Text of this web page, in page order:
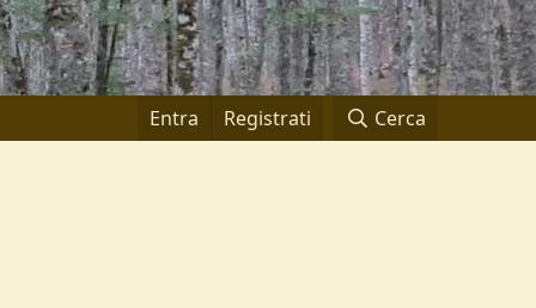
Entra Registrati Cerca